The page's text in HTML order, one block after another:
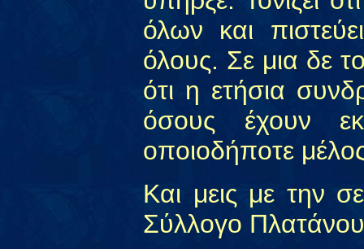
όλων και
όλους. Σε μια δε
ότι η ετήσια
όσους έχουν
οποιοδήποτε
Και μεις με την
Σύλλογο